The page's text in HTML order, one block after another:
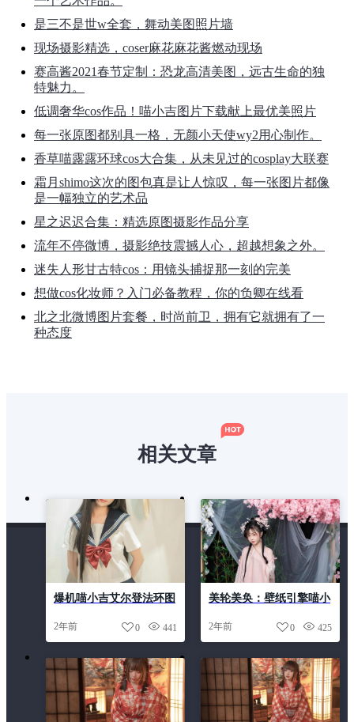
是三不是世w全套，舞动美图照片墙
现场摄影精选，coser麻花麻花酱燃动现场
赛高酱2021春节定制：恐龙高清美图，远古生命的独
特魅力。
低调奢华cos作品！喵小吉图片下载献上最优美照片
每一张原图都别具一格，无颜小天使wy2用心制作。
香草喵露露环球cos大合集，从未见过的cosplay大联赛
霜月shimo这次的图包真是让人惊叹，每一张图片都像
是一幅独立的艺术品
星之迟迟合集：精选原图摄影作品分享
流年不停微博，摄影绝技震撼人心，超越想象之外。
迷失人形甘古特cos：用镜头捕捉那一刻的完美
想做cos化妆师？入门必备教程，你的负卿在线看
北之北微博图片套餐，时尚前卫，拥有它就拥有了一
种态度
相关文章
爆机喵小吉艾尔登法环图
cos美图，让你都感受到
2年前 441
0
美轮美奂：壁纸引擎喵小
2年前 425
0